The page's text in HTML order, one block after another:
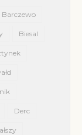
Barczewo
Biesal
Derc